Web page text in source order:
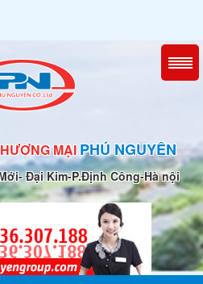
MẠIPHÚ NGUYÊN
Đại Kim-P.Định Công-Hà nội